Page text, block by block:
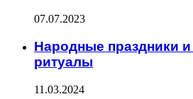
07.07.2023
Народные праздники
ритуалы
11.03.2024